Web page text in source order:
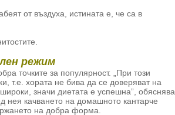
от въздуха, истината е, че са в
режим
точките за популярност. „При този
т.е. хората не бива да се доверяват на
значи диетата е успешна”, обяснява
нея качването на домашното кантарче
на добра форма.